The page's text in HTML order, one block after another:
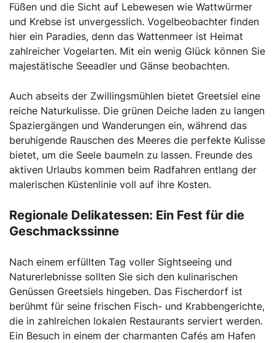
Füßen und die Sicht auf Lebewesen wie Wattwürmer
und Krebse ist unvergesslich. Vogelbeobachter finden
hier ein Paradies, denn das Wattenmeer ist Heimat
zahlreicher Vogelarten. Mit ein wenig Glück können Sie
majestätische Seeadler und Gänse beobachten.
Auch abseits der Zwillingsmühlen bietet Greetsiel eine
reiche Naturkulisse. Die grünen Deiche laden zu langen
Spaziergängen und Wanderungen ein, während das
beruhigende Rauschen des Meeres die perfekte Kulisse
bietet, um die Seele baumeln zu lassen. Freunde des
aktiven Urlaubs kommen beim Radfahren entlang der
malerischen Küstenlinie voll auf ihre Kosten.
Regionale Delikatessen: Ein Fest für die
Geschmackssinne
Nach einem erfüllten Tag voller Sightseeing und
Naturerlebnisse sollten Sie sich den kulinarischen
Genüssen Greetsiels hingeben. Das Fischerdorf ist
berühmt für seine frischen Fisch- und Krabbengerichte,
die in zahlreichen lokalen Restaurants serviert werden.
Ein Besuch in einem der charmanten Cafés am Hafen